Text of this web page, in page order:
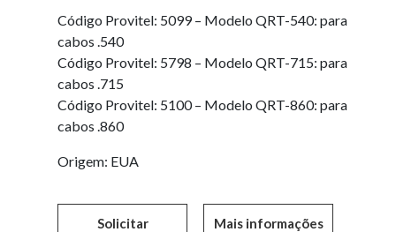
Código Provitel: 5099 – Modelo QRT-540: para
cabos .540
Código Provitel: 5798 – Modelo QRT-715: para
cabos .715
Código Provitel: 5100 – Modelo QRT-860: para
cabos .860
Origem: EUA
Solicitar Mais informações